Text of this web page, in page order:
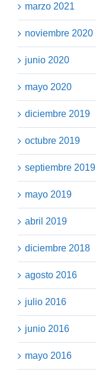
marzo 2021
noviembre 2020
junio 2020
mayo 2020
diciembre 2019
octubre 2019
septiembre 2019
mayo 2019
abril 2019
diciembre 2018
agosto 2016
julio 2016
junio 2016
mayo 2016